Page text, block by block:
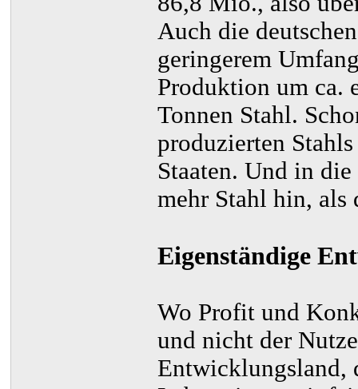
Auch die
geringerem
Produktion um ca.
Tonnen Stahl.
produzierten
Staaten. Und in
mehr Stahl hin,
Eigenständige
Wo Profit und
und nicht der
Entwicklungsland,